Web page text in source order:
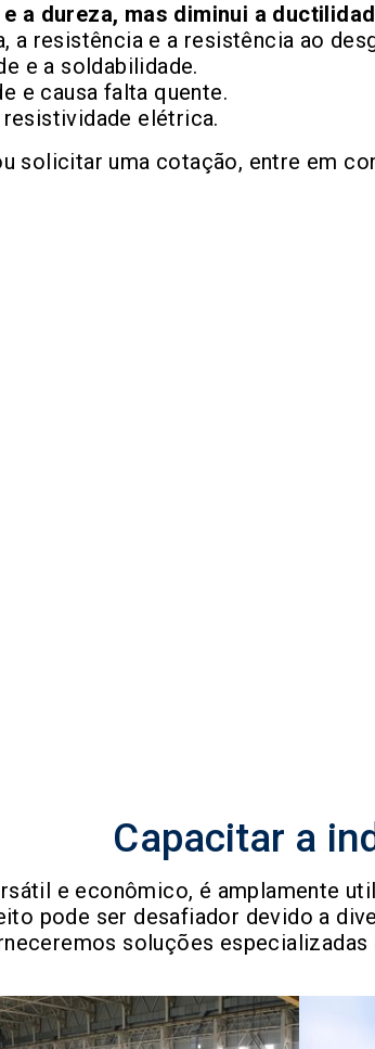
a dureza, mas diminui a
a resistência e a resistência ao
e a soldabilidade.
e causa falta quente.
elétrica.
solicitar uma cotação, entre em
Capacitar a
e econômico, é amplamente
pode ser desafiador devido a
soluções